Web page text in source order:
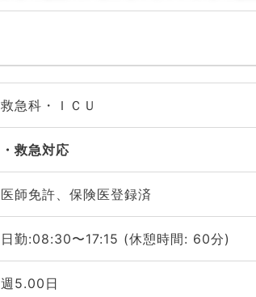
救急科・ＩＣＵ
救急対応
医師免許、保険医登録済
日勤:08:30〜17:15 (休憩時間: 60分)
週5.00日